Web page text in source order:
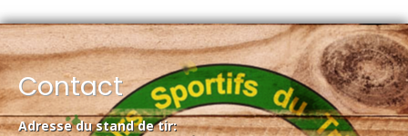
Contact
Adresse du stand de tir: